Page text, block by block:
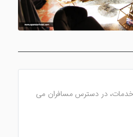
خدمات، در دسترس مسافران می